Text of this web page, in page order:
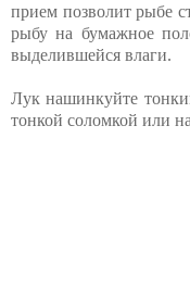
прием позволит рыбе
рыбу на бумажное
выделившейся влаги.
Лук нашинкуйте
тонкой соломкой или